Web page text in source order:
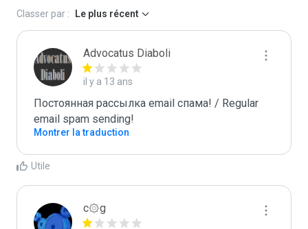
Classer par : Le plus récent
Advocatus Diaboli
il y a 13 ans
Постоянная рассылка email спама! / Regular
email spam sending!
Montrer la traduction
Utile
c۞g